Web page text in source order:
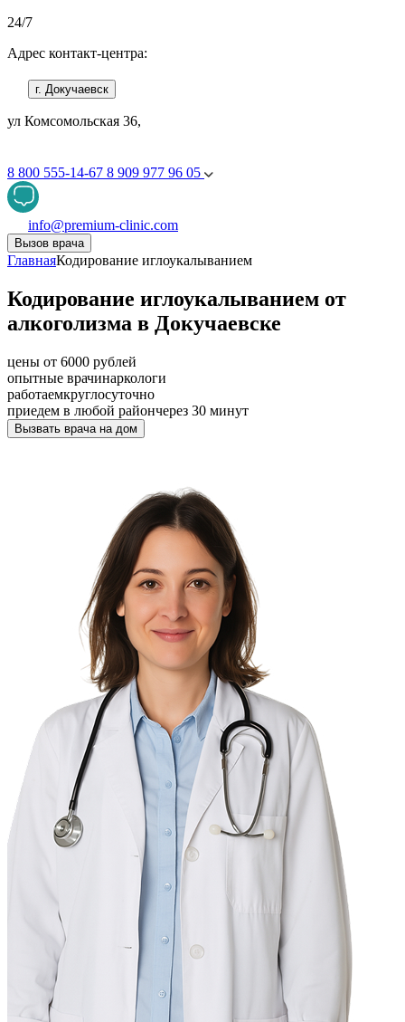
24/7
Адрес контакт-центра:
г. Докучаевск
ул Комсомольская 36,
8 800 555-14-67 8 909 977 96 05
info@premium-clinic.com
Вызов врача
ГлавнаяКодирование иглоукалыванием
Кодирование иглоукалыванием от
алкоголизма в Докучаевске
цены от 6000 рублей
опытные врачинаркологи
работаемкруглосуточно
приедем в любой райончерез 30 минут
Вызвать врача на дом